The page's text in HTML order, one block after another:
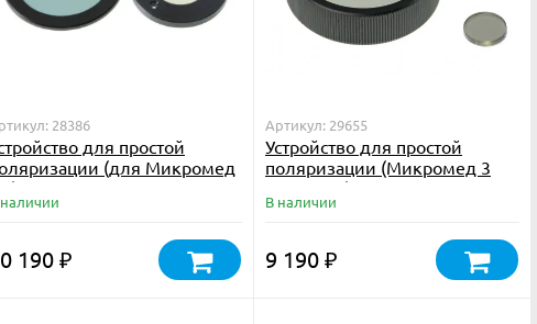
28386
для простой
(для Микромед
190 ₽
Артикул: 29655
Устройство для простой
поляризации (Микромед 3
ЛЮМ LED)
В наличии
9 190 ₽